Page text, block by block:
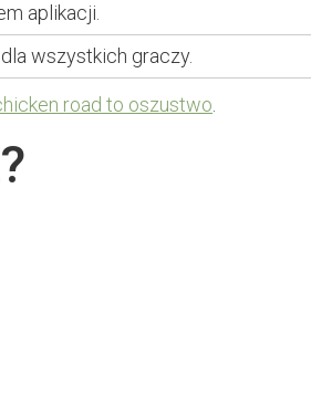
aplikacji.
wszystkich graczy.
road to oszustwo